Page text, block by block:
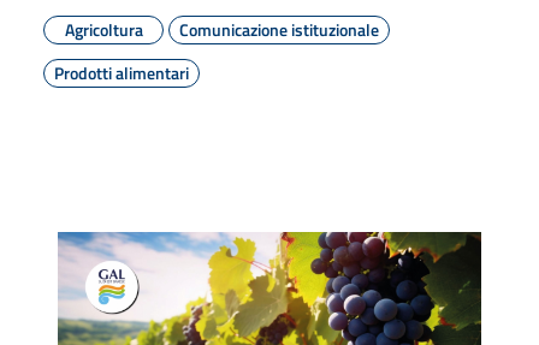
Agricoltura
Comunicazione istituzionale
Prodotti alimentari